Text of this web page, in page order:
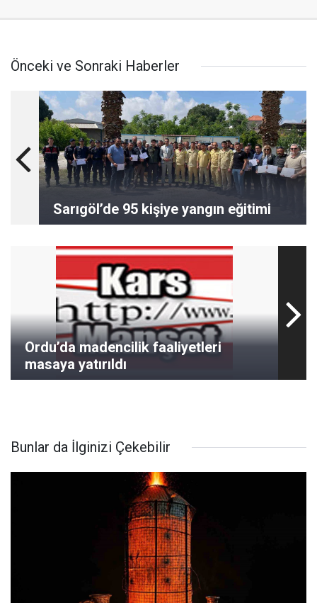
Önceki ve Sonraki Haberler
Sarıgöl’de 95 kişiye yangın eğitimi
Ordu’da madencilik faaliyetleri
masaya yatırıldı
Bunlar da İlginizi Çekebilir